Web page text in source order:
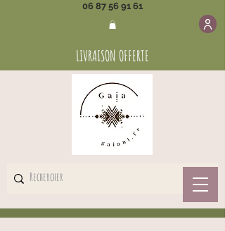
06 87 56 91 61
LIVRAISON OFFERTE